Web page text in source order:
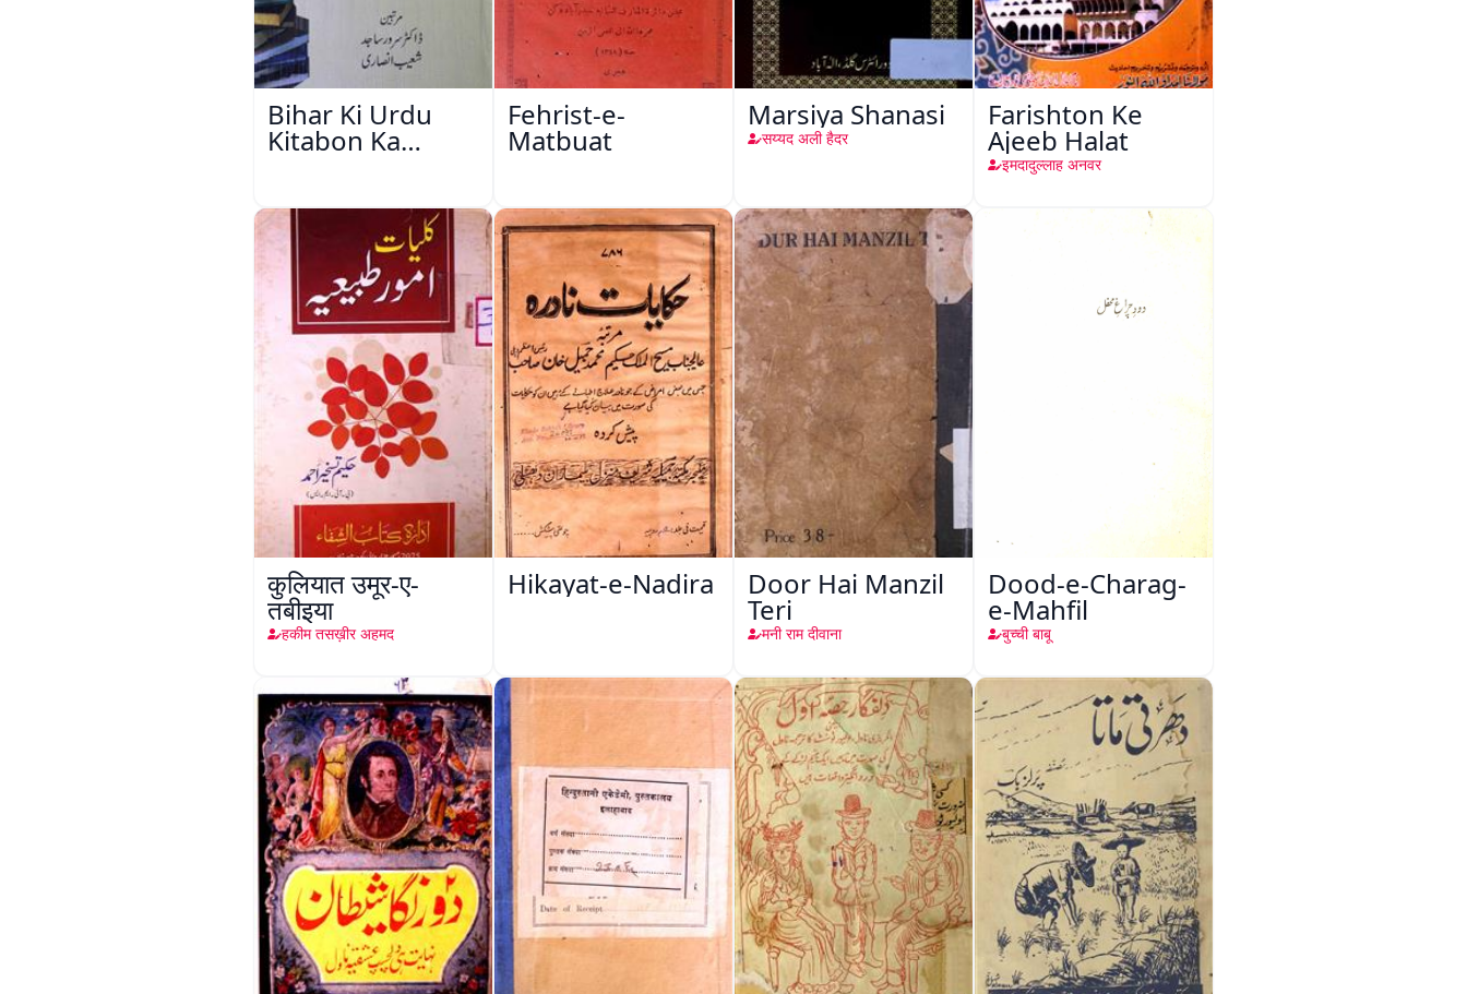
Bihar Ki Urdu
Kitabon Ka
Fehrist-e-
Matbuat
Marsiya Shanasi
सय्यद अली हैदर
Farishton Ke
Ajeeb Halat
इमदादुल्लाह अनवर
कुलियात उमूर-ए-
तबीइया
हकीम तसख़ीर अहमद
Hikayat-e-Nadira Door Hai Manzil
Teri
मनी राम दीवाना
Dood-e-Charag-
e-Mahfil
बुच्ची बाबू